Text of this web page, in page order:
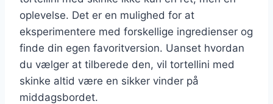
oplevelse. Det er en mulighed for at
eksperimentere med forskellige ingredienser og
finde din egen favoritversion. Uanset hvordan
du vælger at tilberede den, vil tortellini med
skinke altid være en sikker vinder på
middagsbordet.